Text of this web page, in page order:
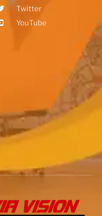
Twitter
YouTube